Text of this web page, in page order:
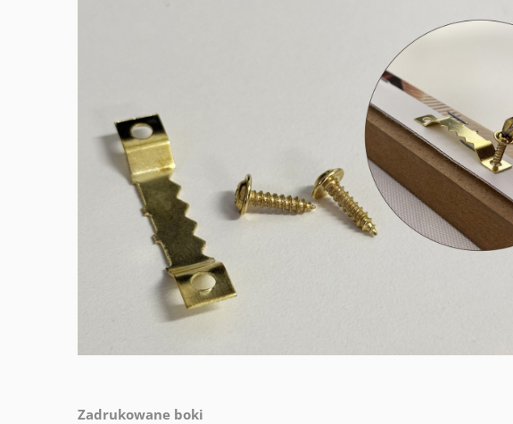
Zadrukowane boki